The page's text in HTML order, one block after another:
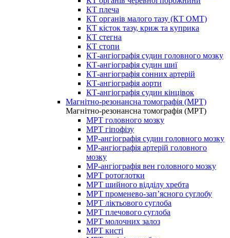
КТ плеча
КТ органів малого тазу (КТ ОМТ)
КТ кісток тазу, криж та куприка
КТ стегна
КТ стопи
КТ-ангіографія судин головного мозку
КТ-ангіографія судин шиї
КТ-ангіографія сонних артерій
КТ-ангіографія аорти
КТ-ангіографія судин кінцівок
Магнітно-резонансна томографія (МРТ)
Магнітно-резонансна томографія (МРТ)
МРТ головного мозку
МРТ гіпофізу
МР-ангіографія судин головного мозку
МР-ангіографія артерій головного
мозку
МР-ангіографія вен головного мозку
МРТ ротоглотки
МРТ шийного відділу хребта
МРТ променево-зап’ясного суглобу
МРТ ліктьового суглоба
МРТ плечового суглоба
МРТ молочних залоз
МРТ кисті